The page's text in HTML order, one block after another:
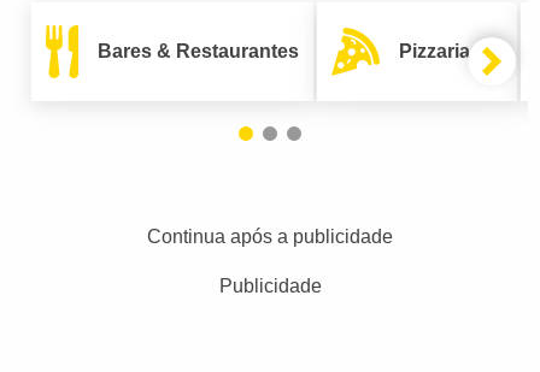
Bares & Restaurantes Pizzarias
Continua após a publicidade
Publicidade